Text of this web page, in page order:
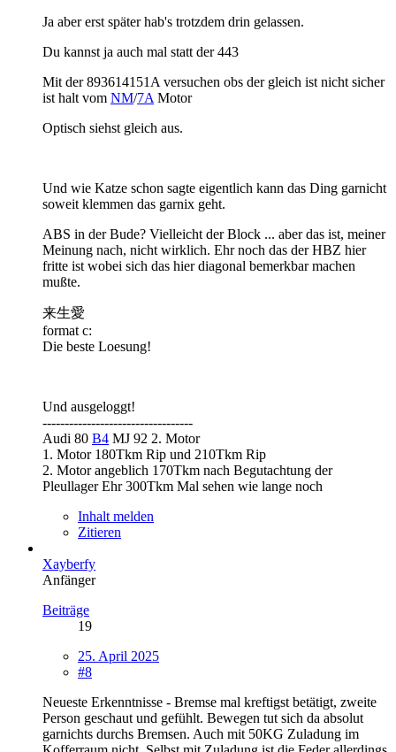
Ja aber erst später hab's trotzdem drin gelassen.
Du kannst ja auch mal statt der 443
Mit der 893614151A versuchen obs der gleich ist nicht sicher
ist halt vom NM/7A Motor
Optisch siehst gleich aus.
Und wie Katze schon sagte eigentlich kann das Ding garnicht
soweit klemmen das garnix geht.
ABS in der Bude? Vielleicht der Block ... aber das ist, meiner
Meinung nach, nicht wirklich. Ehr noch das der HBZ hier
fritte ist wobei sich das hier diagonal bemerkbar machen
mußte.
来生愛
format c:
Die beste Loesung!
Und ausgeloggt!
----------------------------------
Audi 80 B4 MJ 92 2. Motor
1. Motor 180Tkm Rip und 210Tkm Rip
2. Motor angeblich 170Tkm nach Begutachtung der
Pleullager Ehr 300Tkm Mal sehen wie lange noch
Inhalt melden
Zitieren
Xayberfy
Anfänger
Beiträge
19
25. April 2025
#8
Neueste Erkenntnisse - Bremse mal kreftigst betätigt, zweite
Person geschaut und gefühlt. Bewegen tut sich da absolut
garnichts durchs Bremsen. Auch mit 50KG Zuladung im